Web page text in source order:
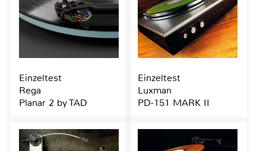
Einzeltest
Rega
Planar 2 by TAD
Einzeltest
Luxman
PD-151 MARK II